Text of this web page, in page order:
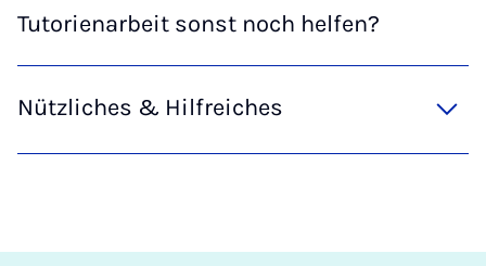
Tutorienarbeit sonst noch helfen?
Nützliches & Hilfreiches